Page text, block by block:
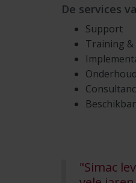
De services
Support
Training &
"Simac